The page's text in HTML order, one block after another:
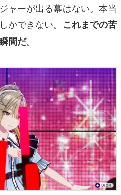
ャーが出る幕はない。本当
かできない。 これまでの苦
間だ。